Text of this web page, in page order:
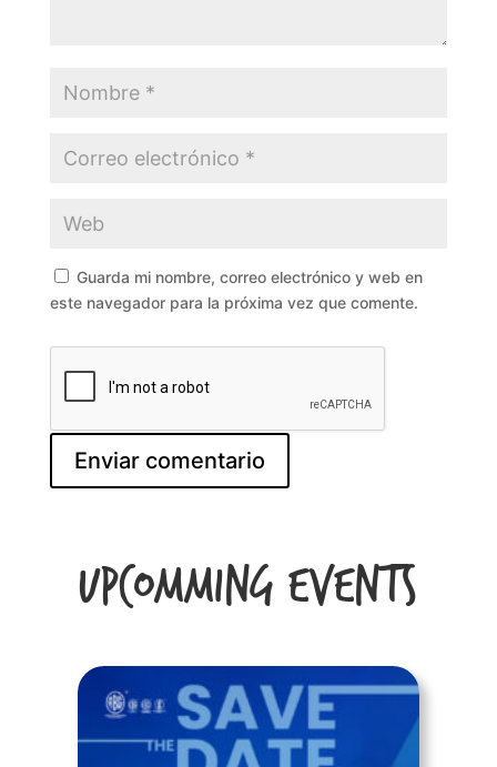
Guarda mi nombre, correo electrónico y web en
este navegador para la próxima vez que comente.
Upcomming Events